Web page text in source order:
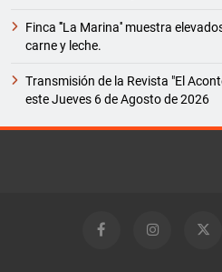
Finca '''La Marina'' muestra
carne y leche.
Transmisión de la Revista "El
este Jueves 6 de Agosto de 2026